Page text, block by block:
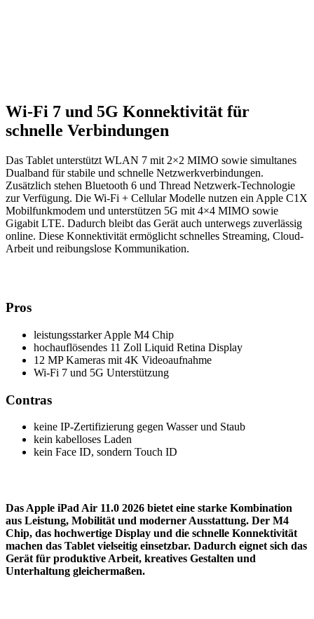
Wi-Fi 7 und 5G Konnektivität für
schnelle Verbindungen
Das Tablet unterstützt WLAN 7 mit 2×2 MIMO sowie simultanes
Dualband für stabile und schnelle Netzwerkverbindungen.
Zusätzlich stehen Bluetooth 6 und Thread Netzwerk-Technologie
zur Verfügung. Die Wi-Fi + Cellular Modelle nutzen ein Apple C1X
Mobilfunkmodem und unterstützen 5G mit 4×4 MIMO sowie
Gigabit LTE. Dadurch bleibt das Gerät auch unterwegs zuverlässig
online. Diese Konnektivität ermöglicht schnelles Streaming, Cloud-
Arbeit und reibungslose Kommunikation.
Pros
leistungsstarker Apple M4 Chip
hochauflösendes 11 Zoll Liquid Retina Display
12 MP Kameras mit 4K Videoaufnahme
Wi-Fi 7 und 5G Unterstützung
Contras
keine IP-Zertifizierung gegen Wasser und Staub
kein kabelloses Laden
kein Face ID, sondern Touch ID
Das Apple iPad Air 11.0 2026 bietet eine starke Kombination
aus Leistung, Mobilität und moderner Ausstattung. Der M4
Chip, das hochwertige Display und die schnelle Konnektivität
machen das Tablet vielseitig einsetzbar. Dadurch eignet sich das
Gerät für produktive Arbeit, kreatives Gestalten und
Unterhaltung gleichermaßen.